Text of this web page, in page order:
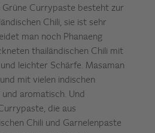
Grüne Currypaste besteht zur
Chili, sie ist sehr
man noch Phanaeng
thailändischen Chili mit
leichter Schärfe. Masaman
mit vielen indischen
aromatisch. Und
die aus
Chili und Garnelenpaste